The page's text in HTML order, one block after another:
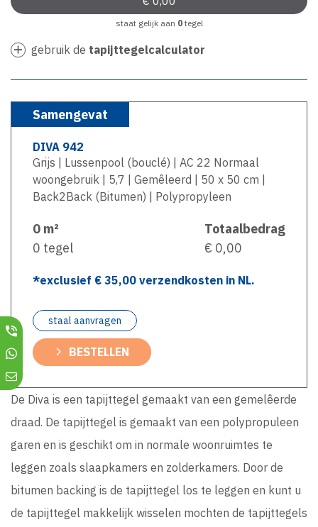
staat gelijk aan 0tegel
gebruik de tapijttegelcalculator
Samengevat
DIVA 942
Grijs | Lussenpool (bouclé) | AC 22 Normaal
woongebruik | 5,7 | Gemêleerd | 50 x 50 cm |
Back2Back (Bitumen) | Polypropyleen
0 m²
0 tegel
Totaalbedrag
€ 0,00
*exclusief € 35,00 verzendkosten in NL.
staal aanvragen
BESTELLEN
De Diva is een tapijttegel gemaakt van een gemelêerde
draad. De tapijttegel is gemaakt van een polypropuleen
garen en is geschikt om in normale woonruimtes te
leggen zoals slaapkamers en zolderkamers. Door de
bitumen backing is de tapijttegel los te leggen en kunt u
de tapijttegel makkelijk wisselen mochten de tapijttegels